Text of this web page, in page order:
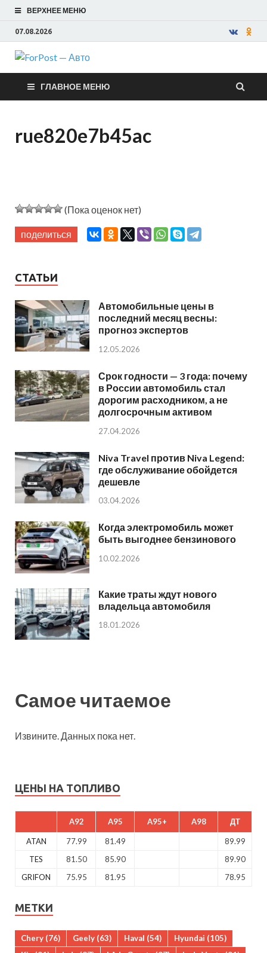
ВЕРХНЕЕ МЕНЮ
07.08.2026
ForPost —
Авто
ГЛАВНОЕ МЕНЮ
rue820e7b45ac
(Пока оценок нет)
поделиться
СТАТЬИ
Автомобильные цены в
последний месяц весны:
прогноз экспертов
12.05.2026
Срок годности — 3 года: почему
в России автомобиль стал
дорогим расходником, а не
долгосрочным активом
27.04.2026
Niva Travel против Niva Legend:
где обслуживание обойдется
дешевле
03.04.2026
Когда электромобиль может
быть выгоднее бензинового
10.02.2026
Какие траты ждут нового
владельца автомобиля
18.01.2026
Самое читаемое
Извините. Данных пока нет.
ЦЕНЫ НА ТОПЛИВО
A92 A95 A95+ A98 ДТ
ATAN 77.99 81.49
89.99
TES
81.50 85.90
89.90
GRIFON
75.95 81.95 78.95
МЕТКИ
Chery (76) Geely (63) Haval (54) Hyundai (105)